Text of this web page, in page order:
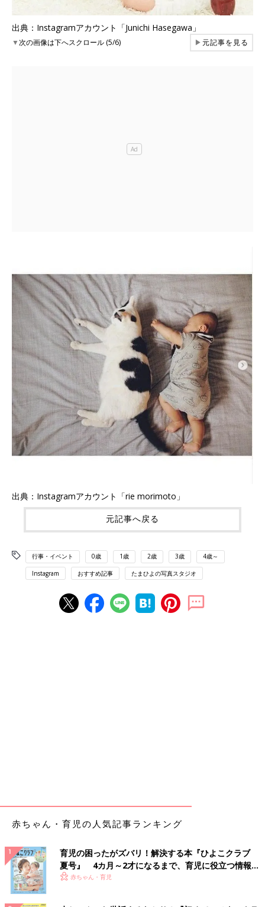
出典：Instagramアカウント「Junichi Hasegawa」
▼次の画像は下へスクロール (5/6) ▶元記事を見る
出典：Instagramアカウント「rie morimoto」
元記事へ戻る
行事・イベント 0歳 1歳 2歳 3歳 4歳～
Instagram おすすめ記事 たまひよの写真スタジオ
赤ちゃん・育児の人気記事ランキング
育児の困ったがズバリ！解決する本『ひよこクラブ
夏号』 4カ月～2才になるまで、育児に役立つ情報が
いっぱい！
赤ちゃん・育児